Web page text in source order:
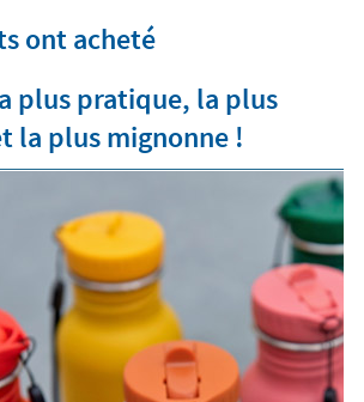
ont acheté
plus pratique, la plus
la plus mignonne !